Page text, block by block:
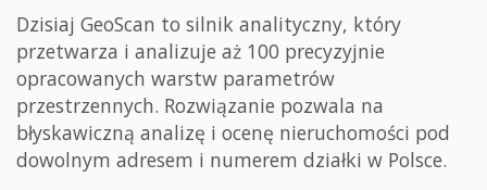
Dzisiaj GeoScan to silnik analityczny, który
przetwarza i analizuje aż 100 precyzyjnie
opracowanych warstw parametrów
przestrzennych. Rozwiązanie pozwala na
błyskawiczną analizę i ocenę nieruchomości pod
dowolnym adresem i numerem działki w Polsce.